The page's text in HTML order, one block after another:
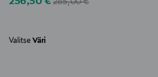
Valitse Väri